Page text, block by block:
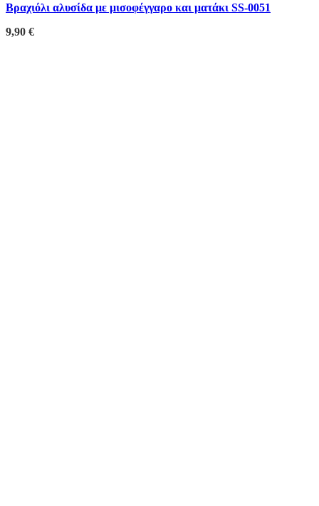
Βραχιόλι αλυσίδα με μισοφέγγαρο και ματάκι SS-0051
9,90 €